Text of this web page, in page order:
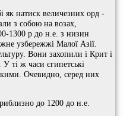
як натиск величезних орд -
з собою на возах,
1300 р до н.е. з низин
узбережжі Малої Азії.
Вони захопили і Крит і
ті ж часи єгипетські
Очевидно, серед них
до 1200 до н.е.